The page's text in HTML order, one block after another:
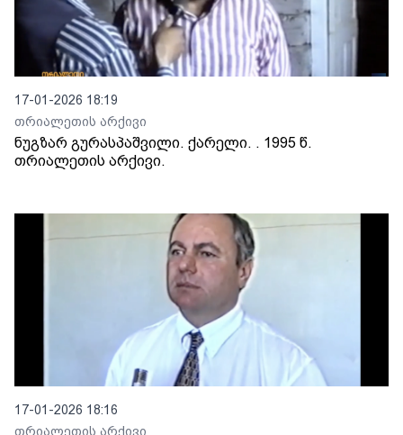
17-01-2026 18:19
თრიალეთის არქივი
ნუგზარ გურასპაშვილი. ქარელი. . 1995 წ.
თრიალეთის არქივი.
17-01-2026 18:16
თრიალეთის არქივი